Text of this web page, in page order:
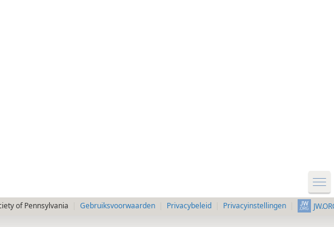
of Pennsylvania Gebruiksvoorwaarden Privacybeleid Privacyinstellingen